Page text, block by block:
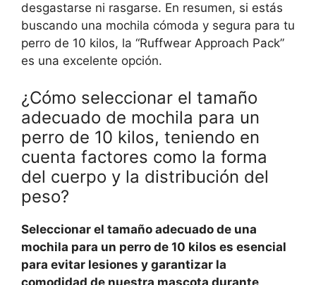
desgastarse ni rasgarse. En resumen, si estás
buscando una mochila cómoda y segura para tu
perro de 10 kilos, la “Ruffwear Approach Pack”
es una excelente opción.
¿Cómo seleccionar el tamaño
adecuado de mochila para un
perro de 10 kilos, teniendo en
cuenta factores como la forma
del cuerpo y la distribución del
peso?
Seleccionar el tamaño adecuado de una
mochila para un perro de 10 kilos es esencial
para evitar lesiones y garantizar la
comodidad de nuestra mascota durante